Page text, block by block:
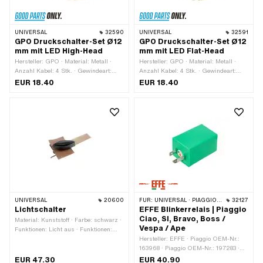
UNIVERSAL 32590
GPO Druckschalter-Set Ø12
mm mit LED High-Head
Hersteller: GPO · Material: Metall ·
Anzahl Kabel: 4 Stk. · Gewindeart:
MF12x0.75 (Feingewinde) · Farbe:
EUR 18.40
UNIVERSAL 32591
GPO Druckschalter-Set Ø12
mm mit LED Flat-Head
Hersteller: GPO · Material: Metall ·
Anzahl Kabel: 4 Stk. · Gewindeart:
MF12x0.75 (Feingewinde) · Farbe:
EUR 18.40
UNIVERSAL 20600
Lichtschalter
Material: Kunststoff · Farbe: schwarz ·
Funktionen: Licht aus · Funktionen:
EUR 47.30
FÜR: UNIVERSAL · PIAGGIO · VESPA 32127
EFFE Blinkerrelais | Piaggio
Ciao, SI, Bravo, Boss /
Vespa / Ape
Hersteller: EFFE · Piaggio OEM-Nr.:
163968 · Piaggio OEM-Nr.: 197283 ·
Piaggio OEM-Nr.: 213594 · Piaggio
EUR 40.90